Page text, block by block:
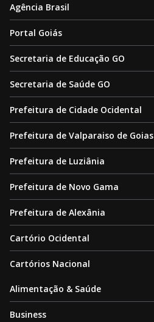
Agência Brasil
Portal Goiás
Secretaria de Educação GO
Secretaria de Saúde GO
Prefeitura de Cidade Ocidental
Prefeitura de Valparaiso de Goias
Prefeitura de Luziânia
Prefeitura de Novo Gama
Prefeitura de Alexânia
Cartório Ocidental
Cartórios Nacional
Alimentação & Saúde
Business